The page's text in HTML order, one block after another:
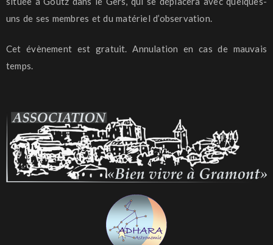
uns de ses membres et du matériel d’observation.
Cet évènement est gratuit. Annulation en cas de mauvais
temps.